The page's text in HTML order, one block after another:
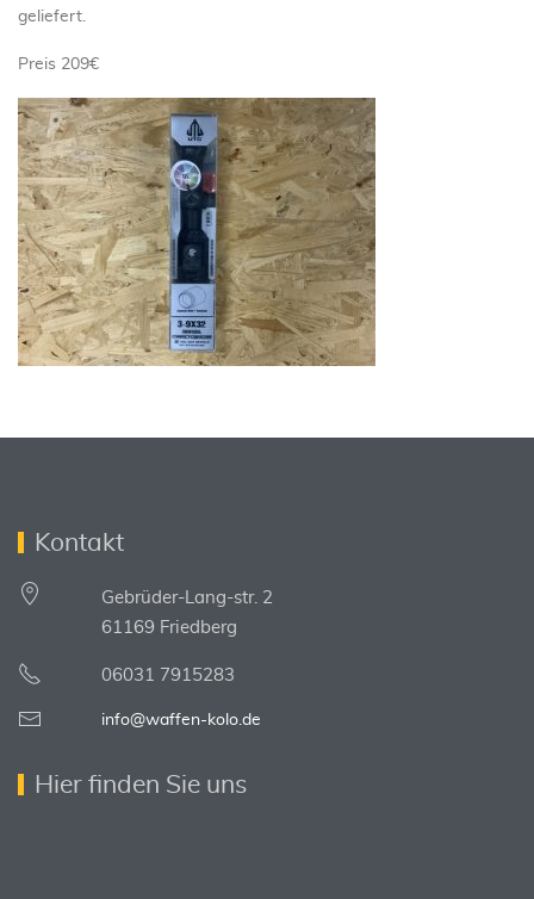
geliefert.
Preis 209€
Kontakt
Gebrüder-Lang-str. 2
61169 Friedberg
06031 7915283
info@waffen-kolo.de
Hier finden Sie uns